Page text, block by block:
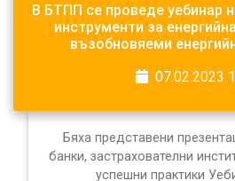
В БТПП се проведе уебинар
инструменти за
възобновяеми
07.02.2023
Бяха представени
банки, застрахователни
успешни практики